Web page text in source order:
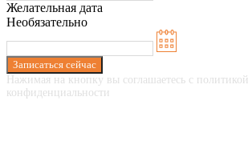
Желательная дата
Необязательно
Записаться сейчас
Нажимая на кнопку вы соглашаетесь с политикой
конфиденциальности